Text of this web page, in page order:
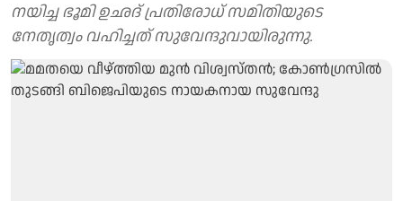
നയിച്ച ഭൂമി ഉഛദ് പ്രതിരോധ് സമിതിയുടെ
നേതൃത്വം വഹിച്ചത് സുവേന്ദുവായിരുന്നു.